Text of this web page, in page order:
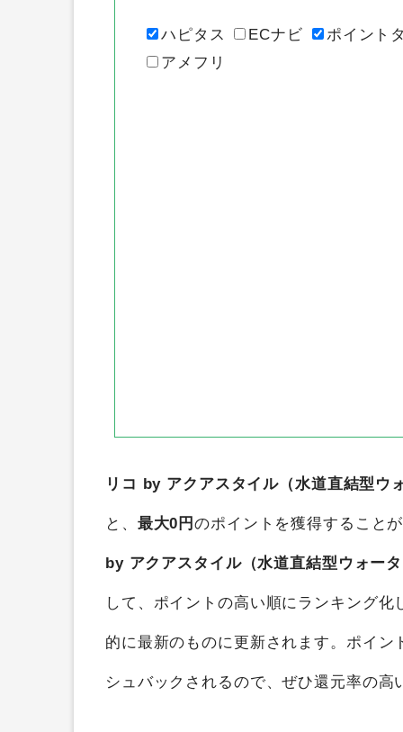
ハピタス ECナビ ポイント
アメフリ
リコ by アクアスタイル（水道直結型ウ
と、 最大0円のポイントを獲得することが
by アクアスタイル（水道直結型ウォータ
して、ポイントの高い順にランキング
的に最新のものに更新されます。ポイ
シュバックされるので、ぜひ還元率の高